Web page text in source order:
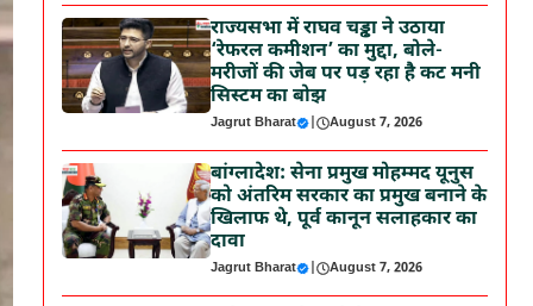
राज्यसभा में राघव चड्ढा ने उठाया
‘रेफरल कमीशन’ का मुद्दा, बोले-
मरीजों की जेब पर पड़ रहा है कट मनी
सिस्टम का बोझ
Jagrut Bharat | August 7, 2026
बांग्लादेश: सेना प्रमुख मोहम्मद यूनुस
को अंतरिम सरकार का प्रमुख बनाने के
खिलाफ थे, पूर्व कानून सलाहकार का
दावा
Jagrut Bharat | August 7, 2026